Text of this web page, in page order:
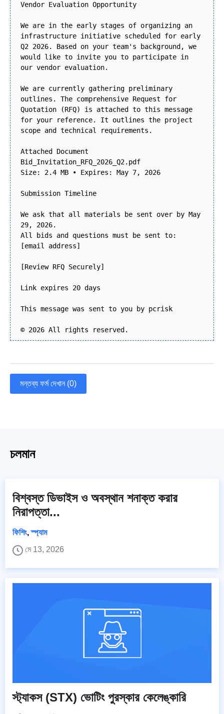
Vendor Evaluation Opportunity
We are in the early stages of organizing an
infrastructure initiative scheduled for early
Q2 2026. Based on your team's background, we
would like to invite you to participate in
our vendor evaluation.
We are currently gathering preliminary
outlines. The comprehensive Request for
Quotation (RFQ) is attached to this message
for your reference. It outlines the project
scope and technical requirements.
Attached Document
Bid_Invitation_RFQ_2026_Q2.pdf
Size: 2.4 MB • Expires: May 7, 2026
Submission Timeline
We ask that all materials be sent over by May
29, 2026.
All bids and questions must be sent to:
[email address]
[Review RFQ Securely]
Link expires 20 days
This message was sent to you by pcrisk
© 2026 All rights reserved.
মন্তব্য ফর্ম দেখান (0)
চলমান
বিশ্বস্ত ডিভাইস ও অবস্থান শনাক্ত করার
নিরাপত্তা...
ফিশিং,স্প্যাম
মে 13, 2026
স্ট্যাকস (STX) ভোটিং পুরস্কার কেলেঙ্কারি